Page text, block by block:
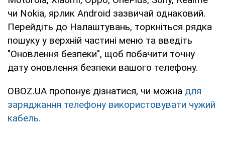
чи Nokia, ярлик Android зазвичай однаковий.
Перейдіть до Налаштувань, торкніться рядка
пошуку у верхній частині меню та введіть
"Оновлення безпеки", щоб побачити точну
дату оновлення безпеки вашого телефону.
OBOZ.UA пропонує дізнатися, чи можна для
заряджання телефону використовувати чужий
кабель.